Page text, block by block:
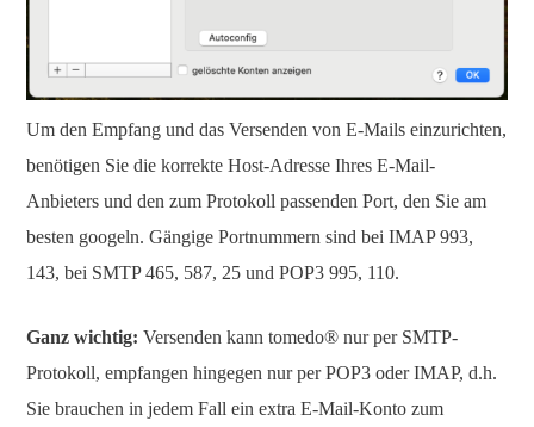
Um den Empfang und das Versenden von E-Mails einzurichten,
benötigen Sie die korrekte Host-Adresse Ihres E-Mail-
Anbieters und den zum Protokoll passenden Port, den Sie am
besten googeln. Gängige Portnummern sind bei IMAP 993,
143, bei SMTP 465, 587, 25 und POP3 995, 110.
Ganz wichtig: Versenden kann tomedo® nur per SMTP-
Protokoll, empfangen hingegen nur per POP3 oder IMAP, d.h.
Sie brauchen in jedem Fall ein extra E-Mail-Konto zum